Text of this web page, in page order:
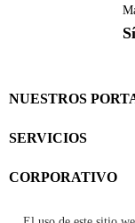
NUESTROS
SERVICIOS
CORPORATIVO